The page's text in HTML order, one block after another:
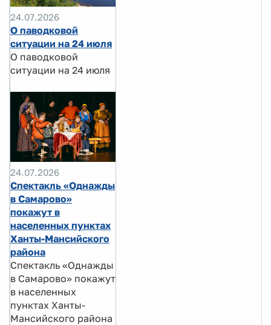
24.07.2026
О паводковой
ситуации на 24 июля
О паводковой
ситуации на 24 июля
24.07.2026
Спектакль «Однажды
в Самарово»
покажут в
населенных пунктах
Ханты-Мансийского
района
Спектакль «Однажды
в Самарово» покажут
в населенных
пунктах Ханты-
Мансийского района